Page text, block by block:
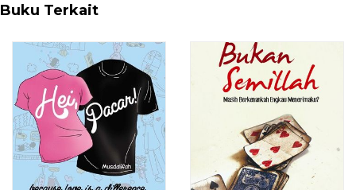
Buku Terkait